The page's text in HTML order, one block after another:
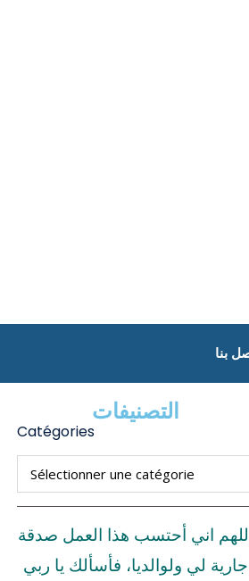
بنا
التصنيفات
Catégories
اني أحتسب هذا العمل صدقة
جارية لي ولوالديا، فأسألك يا ربي